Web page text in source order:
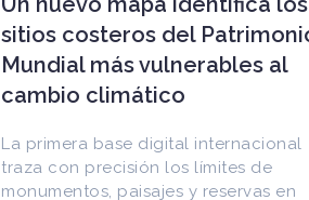
guardián del patrimonio
iberoamericano
Arquitecto, historiador e Investigador
CEDODAL e impulsó los Seminarios de
Arquitectura Latinoamericana. Publicó
más de